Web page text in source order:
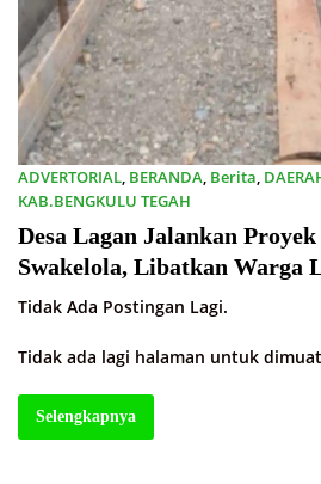
ADVERTORIAL, BERANDA, Berita,
KAB.BENGKULU TEGAH
11/06/2025
Desa Lagan Jalankan
Swakelola, Libatkan Warga
Tidak Ada Postingan Lagi.
Tidak ada lagi halaman untuk
Selengkapnya